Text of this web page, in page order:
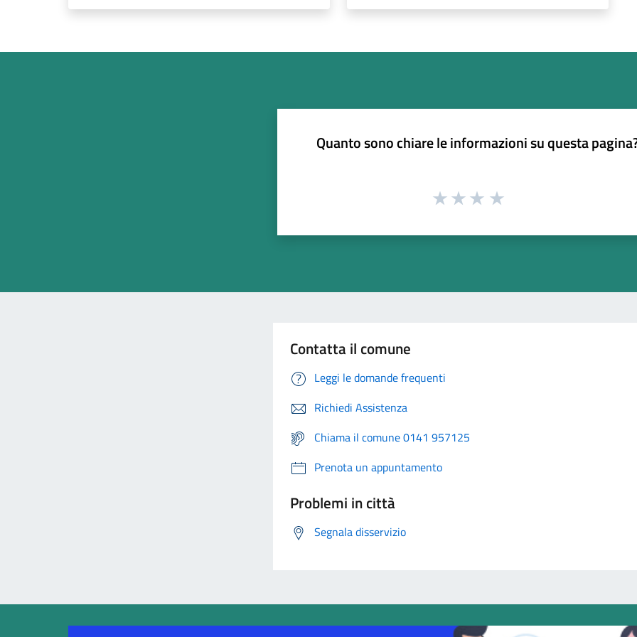
Quanto sono chiare le informazioni su questa
Contatta il comune
Leggi le domande frequenti
Richiedi Assistenza
Chiama il comune 0141 957125
Prenota un appuntamento
Problemi in città
Segnala disservizio